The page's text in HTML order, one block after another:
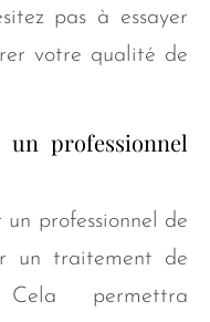
pas à essayer
votre qualité de
professionnel
professionnel de
un traitement de
Cela permettra